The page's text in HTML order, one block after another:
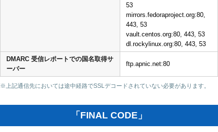
53
mirrors.fedoraproject.org:80,
443, 53
vault.centos.org:80, 443, 53
dl.rockylinux.org:80, 443, 53
DMARC 受信レポートでの国名取得サ
ーバー
ftp.apnic.net:80
※上記通信先においては途中経路でSSLデコードされていない必要があります。
「FINAL CODE」